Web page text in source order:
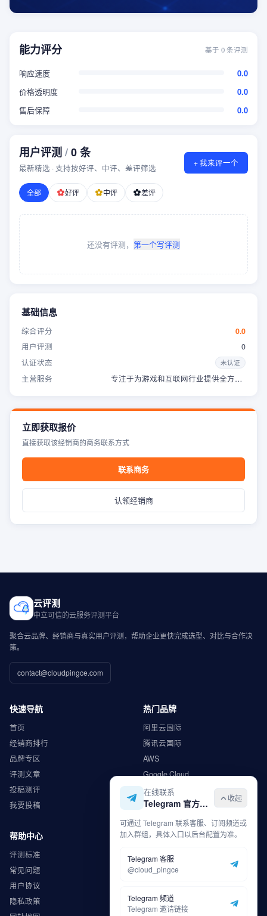
能力评分 基于 0条评测
响应速度
0.0
价格透明度
0.0
售后保障
0.0
用户评测/0条
最新精选 · 支持按好评、中评、差评筛选 + 我来评一个
全部 好评 中评 差评
还没有评测， 第一个写评测
基础信息
综合评分
0.0
用户评测
0
认证状态
未认证
主营服务 专注于为游戏和互联网行业提供全方位服务
立即获取报价
直接获取该经销商的商务联系方式
联系商务
认领经销商
云评测
中立可信的云服务评测平台
聚合云品牌、经销商与真实用户评测，帮助企业更快完成选型、对比与合作决
策。
contact@cloudpingce.com
快速导航
首页
经销商排行
品牌专区
评测文章
投稿测评
我要投稿
热门品牌
阿里云国际
腾讯云国际
AWS
Google Cloud
Microsoft Azure
华为云
帮助中心
评测标准
常见问题
用户协议
隐私政策
商务合作
广告合作
内容合作
申请收录
在线联系
Telegram 官方入口 收起
可通过 Telegram 联系客服、订阅频道或
加入群组，具体入口以后台配置为准。
Telegram 客服
@cloud_pingce
Telegram 频道
Telegram 邀请链接